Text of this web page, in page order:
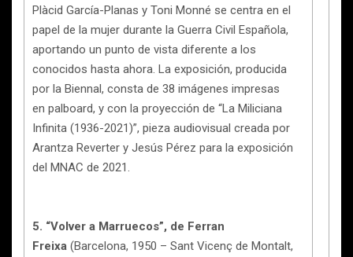
Plàcid García-Planas y Toni Monné se centra en el
papel de la mujer durante la Guerra Civil Española,
aportando un punto de vista diferente a los
conocidos hasta ahora. La exposición, producida
por la Biennal, consta de 38 imágenes impresas
en palboard, y con la proyección de “La Miliciana
Infinita (1936-2021)”, pieza audiovisual creada por
Arantza Reverter y Jesús Pérez para la exposición
del MNAC de 2021.
5. “Volver a Marruecos”, de Ferran
Freixa (Barcelona, 1950 – Sant Vicenç de Montalt,